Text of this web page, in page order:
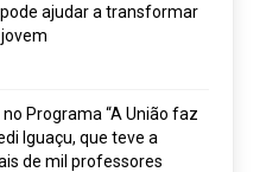
ajudar a transformar
Programa “A União faz
Iguaçu, que teve a
de mil professores